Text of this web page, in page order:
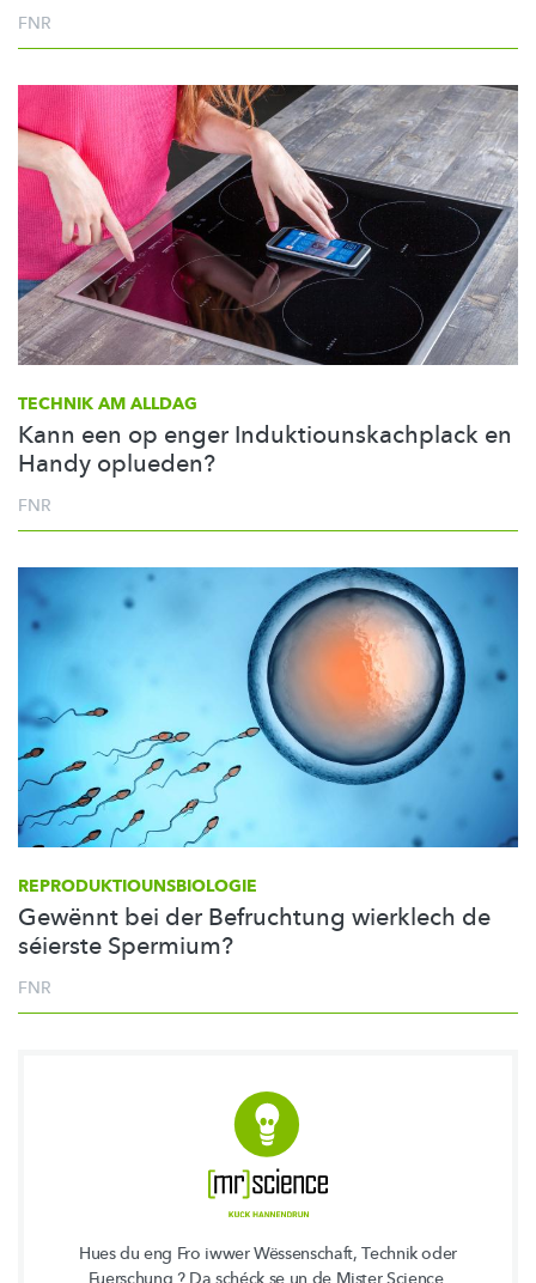
FNR
TECHNIK AM ALLDAG
Kann een op enger Induktiounskachplack en
Handy oplueden?
FNR
REPRODUKTIOUNSBIOLOGIE
Gewënnt bei der Befruchtung wierklech de
séierste Spermium?
FNR
Hues du eng Fro iwwer Wëssenschaft, Technik oder